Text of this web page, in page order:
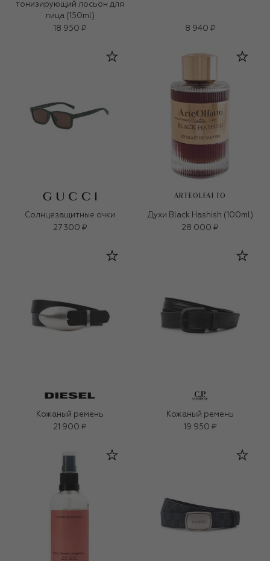
тонизирующий лосьон для
лица (150ml)
18 950 ₽
8 940 ₽
Солнцезащитные очки
27 300 ₽
ARTEOLFATTO
Духи Black Hashish (100ml)
28 000 ₽
Кожаный ремень
21 900 ₽
Кожаный ремень
19 950 ₽